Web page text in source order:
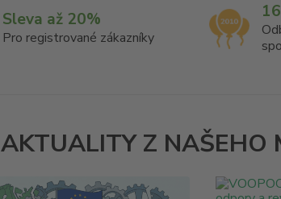
Sleva až 20%
Pro registrované zákazníky
AKTUALITY Z NAŠEHO